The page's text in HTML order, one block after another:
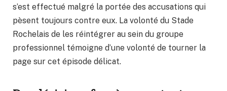
s’est effectué malgré la portée des accusations qui
pèsent toujours contre eux. La volonté du Stade
Rochelais de les réintégrer au sein du groupe
professionnel témoigne d’une volonté de tourner la
page sur cet épisode délicat.